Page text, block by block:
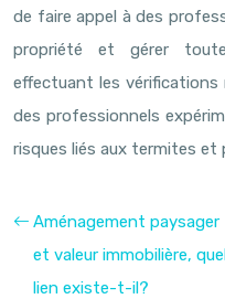
de faire appel à des
propriété et gérer
effectuant les vérifications
des professionnels
risques liés aux termites
Aménagement paysager
et valeur immobilière,
lien existe-t-il?